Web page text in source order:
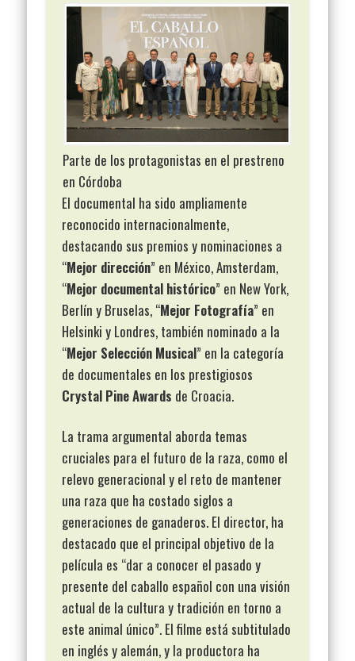
Parte de los protagonistas en el prestreno
en Córdoba
El documental ha sido ampliamente
reconocido internacionalmente,
destacando sus premios y nominaciones a
“Mejor dirección” en México, Amsterdam,
“Mejor documental histórico” en New York,
Berlín y Bruselas, “Mejor Fotografía” en
Helsinki y Londres, también nominado a la
“Mejor Selección Musical” en la categoría
de documentales en los prestigiosos
Crystal Pine Awards de Croacia.
La trama argumental aborda temas
cruciales para el futuro de la raza, como el
relevo generacional y el reto de mantener
una raza que ha costado siglos a
generaciones de ganaderos. El director, ha
destacado que el principal objetivo de la
película es “dar a conocer el pasado y
presente del caballo español con una visión
actual de la cultura y tradición en torno a
este animal único”. El filme está subtitulado
en inglés y alemán, y la productora ha